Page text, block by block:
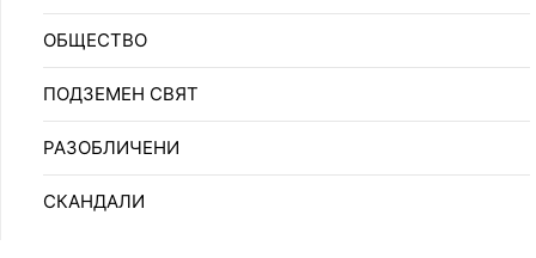
ОБЩЕСТВО
ПОДЗЕМЕН СВЯТ
РАЗОБЛИЧЕНИ
СКАНДАЛИ